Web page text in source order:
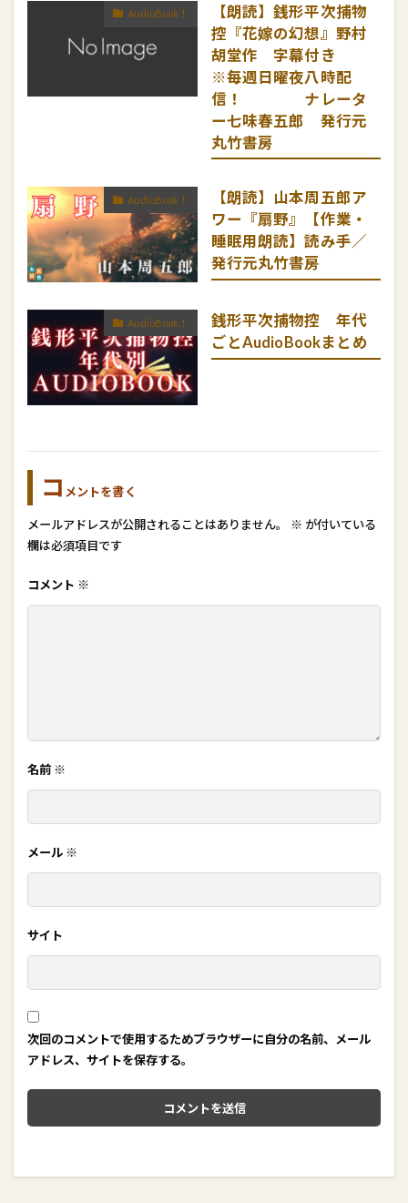
AudioBook！
【朗読】銭形平次捕物
控『花嫁の幻想』野村
胡堂作 字幕付き
※毎週日曜夜八時配
信！ ナレータ
ー七味春五郎 発行元
丸竹書房
AudioBook！
【朗読】山本周五郎ア
ワー『扇野』【作業・
睡眠用朗読】読み手／
発行元丸竹書房
AudioBook！
銭形平次捕物控 年代
ごとAudioBookまとめ
コ メントを書く
メールアドレスが公開されることはありません。 ※ が付いている
欄は必須項目です
コメント ※
名前 ※
メール ※
サイト
次回のコメントで使用するためブラウザーに自分の名前、メール
アドレス、サイトを保存する。